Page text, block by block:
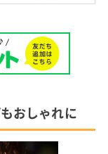
おしゃれに